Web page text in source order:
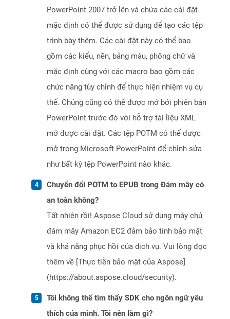
PowerPoint 2007 trở lên và chứa các cài đặt
mặc định có thể được sử dụng để tạo các tệp
trình bày thêm. Các cài đặt này có thể bao
gồm các kiểu, nền, bảng màu, phông chữ và
mặc định cùng với các macro bao gồm các
chức năng tùy chỉnh để thực hiện nhiệm vụ cụ
thể. Chúng cũng có thể được mở bởi phiên bản
PowerPoint trước đó với hỗ trợ tài liệu XML
mở được cài đặt. Các tệp POTM có thể được
mở trong Microsoft PowerPoint để chỉnh sửa
như bất kỳ tệp PowerPoint nào khác.
Chuyển đổi POTM to EPUB trong Đám mây có
an toàn không?
Tất nhiên rồi! Aspose Cloud sử dụng máy chủ
đám mây Amazon EC2 đảm bảo tính bảo mật
và khả năng phục hồi của dịch vụ. Vui lòng đọc
thêm về [Thực tiễn bảo mật của Aspose]
(https://about.aspose.cloud/security).
Tôi không thể tìm thấy SDK cho ngôn ngữ yêu
thích của mình. Tôi nên làm gì?